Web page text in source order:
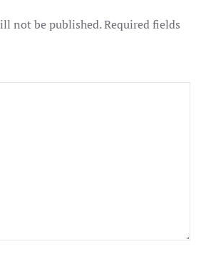
not be published. Required fields